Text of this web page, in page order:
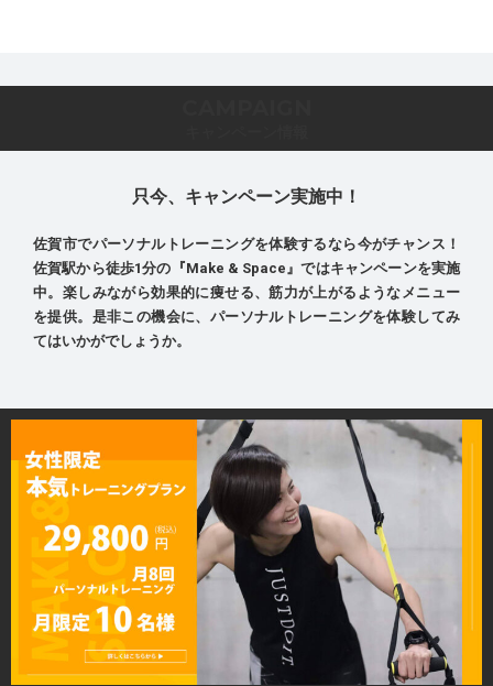
只今、キャンペーン実施中！
佐賀市でパーソナルトレーニングを体験するなら今がチャンス！
佐賀駅から徒歩1分の『Make & Space』ではキャンペーンを実施
中。楽しみながら効果的に痩せる、筋力が上がるようなメニュー
を提供。是非この機会に、パーソナルトレーニングを体験してみ
てはいかがでしょうか。